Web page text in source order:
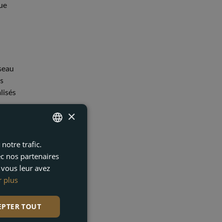
les
FRENCH
×
notre trafic.
nos partenaires
leur avez
plus
TOUT